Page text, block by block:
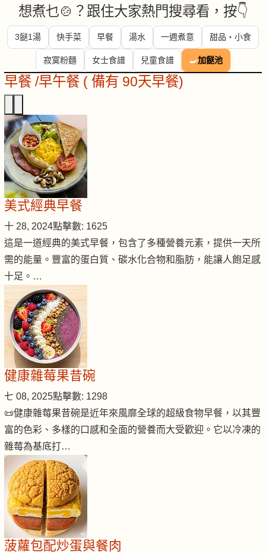
想煮乜🍲？跟住大家熱門搜尋看，按👇
3餸1湯 快手菜 早餐 湯水 一週煮意 甜品・小食
寂寞粉麵 女士食譜 兒童食譜 🍳加餸池
早餐 /早午餐 ( 備有 90天早餐)
美式經典早餐
十 28, 2024點擊數: 1625
這是一道經典的美式早餐，包含了多種營養元素，提供一天所
需的能量。豐富的蛋白質、碳水化合物和脂肪，能讓人飽足感
十足。…
健康雜莓果昔碗
七 08, 2025點擊數: 1298
📜健康雜莓果昔碗是近年來風靡全球的超級食物早餐，以其豐
富的色彩、多樣的口感和全面的營養而大受歡迎。它以冷凍的
雜莓為基底打…
菠蘿包配炒蛋與餐肉